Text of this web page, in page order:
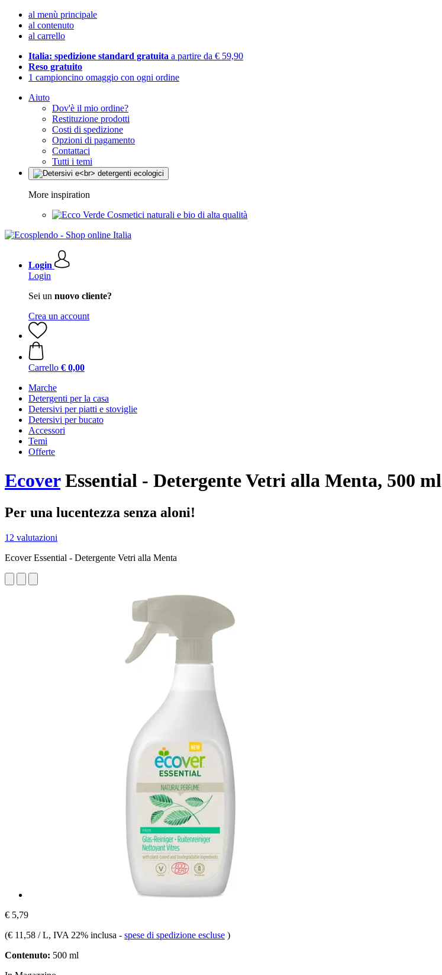
al menù principale
al contenuto
al carrello
Italia: spedizione standard gratuita a partire da € 59,90
Reso gratuito
1 campioncino omaggio con ogni ordine
Aiuto
Dov'è il mio ordine?
Restituzione prodotti
Costi di spedizione
Opzioni di pagamento
Contattaci
Tutti i temi
More inspiration
Cosmetici naturali e bio di alta qualità
Login
Login
Sei un nuovo cliente?
Crea un account
Carrello € 0,00
Marche
Detergenti per la casa
Detersivi per piatti e stoviglie
Detersivi per bucato
Accessori
Temi
Offerte
EcoverEssential - Detergente Vetri alla Menta, 500 ml
Per una lucentezza senza aloni!
12 valutazioni
Ecover Essential - Detergente Vetri alla Menta
€ 5,79
(€ 11,58 / L, IVA 22% inclusa - spese di spedizione escluse )
Contenuto: 500 ml